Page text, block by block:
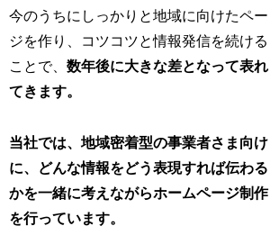
今のうちにしっかりと地域に向けたペー
ジを作り、コツコツと情報発信を続ける
ことで、数年後に大きな差となって表れ
てきます。
当社では、地域密着型の事業者さま向け
に、どんな情報をどう表現すれば伝わる
かを一緒に考えながらホームページ制作
を行っています。